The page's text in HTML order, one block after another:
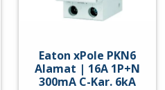
Eaton xPole PKN6
Alamat | 16A 1P+N
300mA C-Kar. 6kA